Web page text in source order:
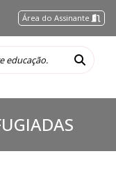
Área do Assinante